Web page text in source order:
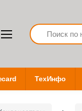
Search
ТехИнфо